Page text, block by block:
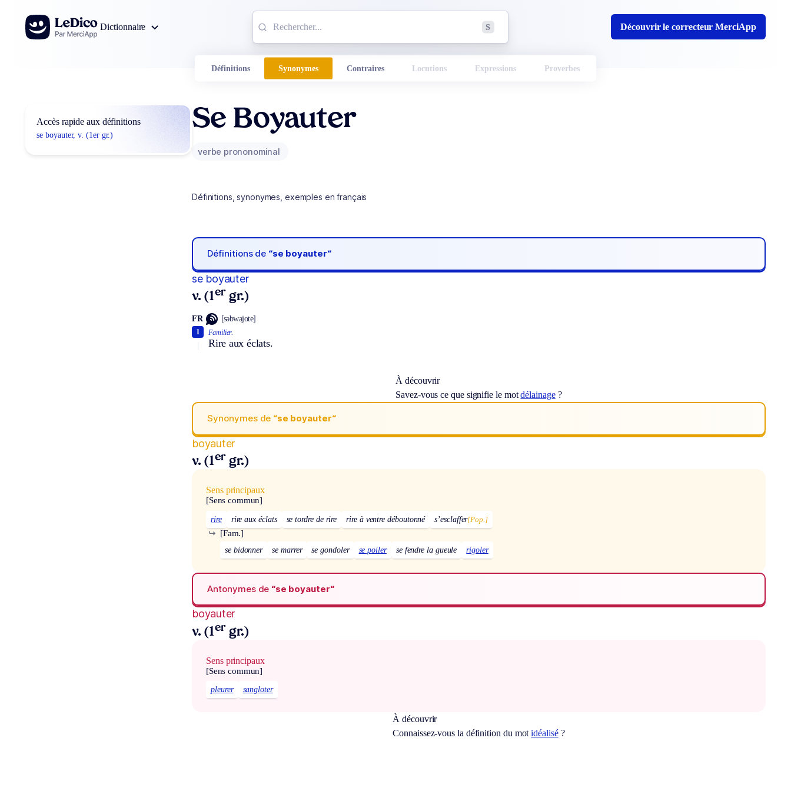
Aller au contenu
Dictionnaire
S Découvrir le correcteur MerciApp
Définitions Synonymes Contraires Locutions Expressions Proverbes
Accès rapide aux définitions
se boyauter, v. (1er gr.)
Se Boyauter
verbe prononominal
Définitions, synonymes, exemples en français
Définitions de “se boyauter“
se boyauter
v. (1er gr.)
FR [səbwajote]
Familier.
Rire aux éclats.
1
À découvrir
Savez-vous ce que signifie le motdélainage?
Synonymes de “se boyauter“
boyauter
v. (1er gr.)
Sens principaux
[Sens commun]
rire rire aux éclats se tordre de rire rire à ventre déboutonné s’esclaffer[Pop.]
[Fam.]
↪
se bidonner se marrer se gondoler se poiler se fendre la gueule rigoler
Antonymes de “se boyauter“
boyauter
v. (1er gr.)
Sens principaux
[Sens commun]
pleurer sangloter
À découvrir
Connaissez-vous la définition du motidéalisé?